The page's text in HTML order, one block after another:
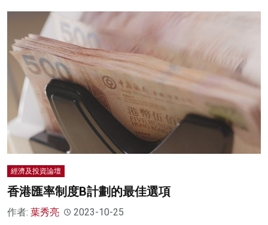
經濟及投資論壇
香港匯率制度B計劃的最佳選項
作者: 葉秀亮 2023-10-25